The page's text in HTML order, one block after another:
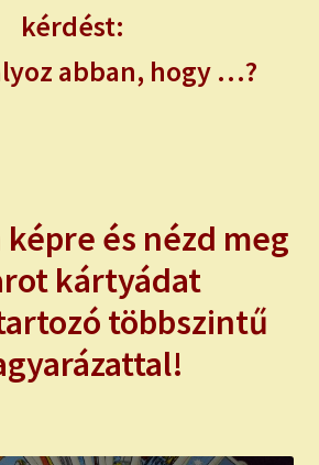
CSATORNÁNKRA!
LIMITÁLT!
kérdést:
abban, hogy …?
és nézd meg
kártyádat
többszintű